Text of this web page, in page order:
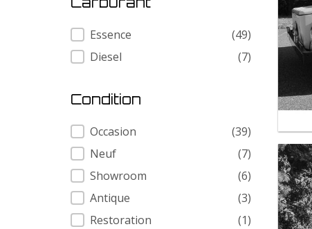
Carburant
Essence
(49)
Diesel
(7)
Condition
Condition
Occasion
(39)
Neuf
(7)
Showroom
(6)
Antique
(3)
Restoration
(1)